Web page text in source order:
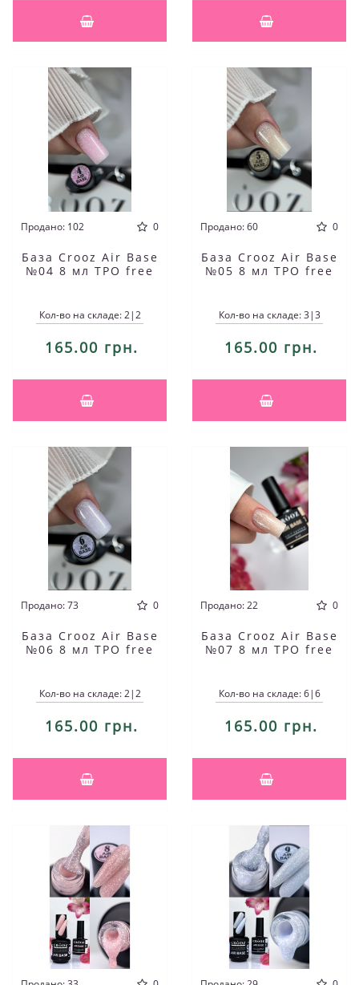
Продано: 102 0
База Crooz Air Base
№04 8 мл TPO free
Кол-во на складе: 2|2
165.00 грн.
Продано: 60 0
База Crooz Air Base
№05 8 мл TPO free
Кол-во на складе: 3|3
165.00 грн.
Продано: 73 0
База Crooz Air Base
№06 8 мл TPO free
Кол-во на складе: 2|2
165.00 грн.
Продано: 22 0
База Crooz Air Base
№07 8 мл TPO free
Кол-во на складе: 6|6
165.00 грн.